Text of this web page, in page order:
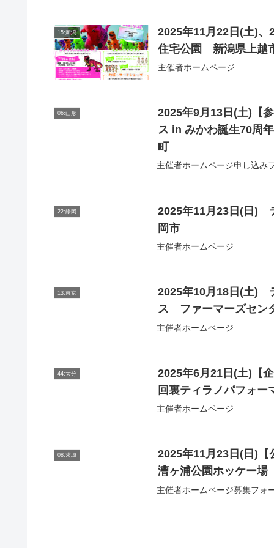
15:新潟
2025年11月22日(土)
住宅公園 新潟県上越
主催者ホームページ
06:山形
2025年9月13日(土)【
ス in みかわ誕生70周
町
主催者ホームページ申し込み
22:静岡
2025年11月23日(日)
岡市
主催者ホームページ
13:東京
2025年10月18日(土)
ス ファーマーズセン
主催者ホームページ
44:大分
2025年6月21日(土)【
回裏ティラノパフォ
主催者ホームページ
08:茨城
2025年11月23日(日)
漕ヶ浦公園ホッケー
主催者ホームページ募集フォ